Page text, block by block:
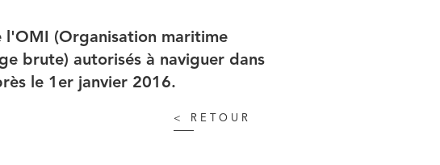
l'OMI (Organisation maritime
brute) autorisés à naviguer dans
le 1er janvier 2016.
< RETOUR